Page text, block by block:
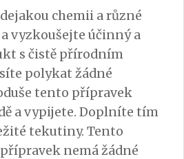
chemii a různé
vyzkoušejte účinný a
s čistě přírodním
polykat žádné
tento přípravek
a vypijete. Doplníte tím
tekutiny. Tento
nemá žádné